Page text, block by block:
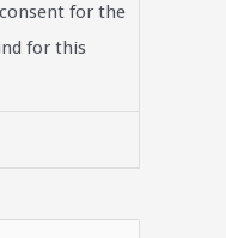
for the
for this